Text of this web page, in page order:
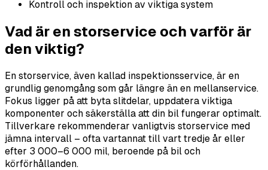
Kontroll och inspektion av viktiga system
Vad är en storservice och varför är
den viktig?
En storservice, även kallad inspektionsservice, är en
grundlig genomgång som går längre än en mellanservice.
Fokus ligger på att byta slitdelar, uppdatera viktiga
komponenter och säkerställa att din bil fungerar optimalt.
Tillverkare rekommenderar vanligtvis storservice med
jämna intervall – ofta vartannat till vart tredje år eller
efter 3 000–6 000 mil, beroende på bil och
körförhållanden.